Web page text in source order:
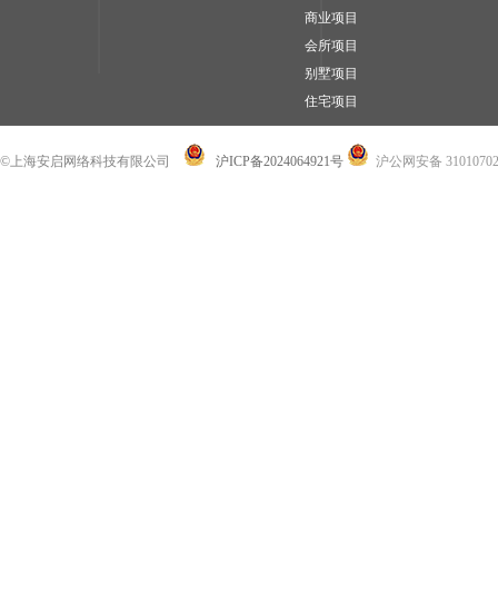
商业项目
会所项目
别墅项目
住宅项目
©上海安启网络科技有限公司 沪ICP备2024064921号 沪公网安备